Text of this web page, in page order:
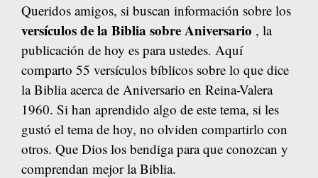
Queridos amigos, si buscan información sobre los
versículos de la Biblia sobre Aniversario , la
publicación de hoy es para ustedes. Aquí
comparto 55 versículos bíblicos sobre lo que dice
la Biblia acerca de Aniversario en Reina-Valera
1960. Si han aprendido algo de este tema, si les
gustó el tema de hoy, no olviden compartirlo con
otros. Que Dios los bendiga para que conozcan y
comprendan mejor la Biblia.